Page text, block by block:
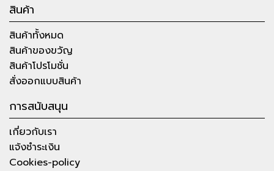
สินค้า
สินค้าทั้งหมด
สินค้าของขวัญ
สินค้าโปรโมชั่น
สั่งออกแบบสินค้า
การสนับสนุน
เกี่ยวกับเรา
แจ้งชำระเงิน
Cookies-policy